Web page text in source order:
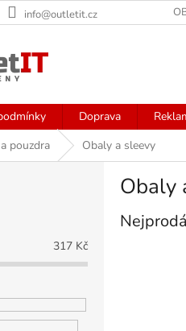
info@outletit.cz
Doprava
pouzdra Obaly a sleevy
317 Kč
Obaly